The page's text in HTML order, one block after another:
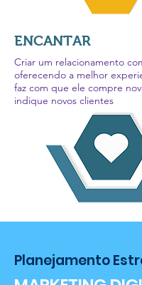
ENCANTAR
Criar um relacionamento
oferecendo a melhor
faz com que ele compre
indique novos clientes
Planejamento